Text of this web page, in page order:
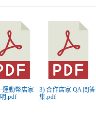
運動幣店家
.pdf
3) 合作店家 QA 問答
集.pdf